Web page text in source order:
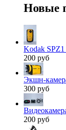
Новые
Kodak
200 руб
Экшн-
300 руб
200 руб